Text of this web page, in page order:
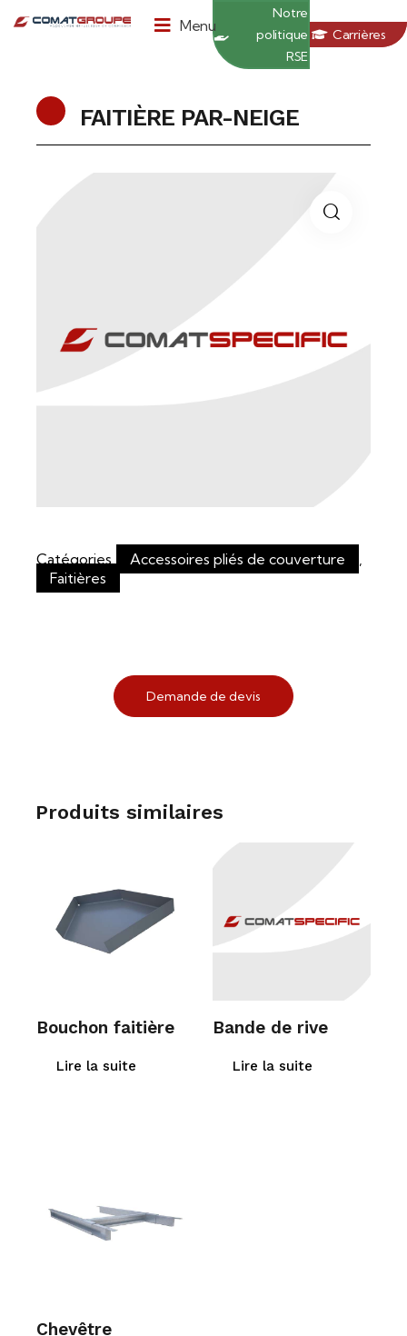
Menu
Notre
politique
RSE
Carrières
FAITIÈRE PAR-NEIGE
Catégories Accessoires pliés de couverture
,
Faitières
Demande de devis
Produits similaires
Bouchon faitière
Lire la suite
Bande de rive
Lire la suite
Chevêtre